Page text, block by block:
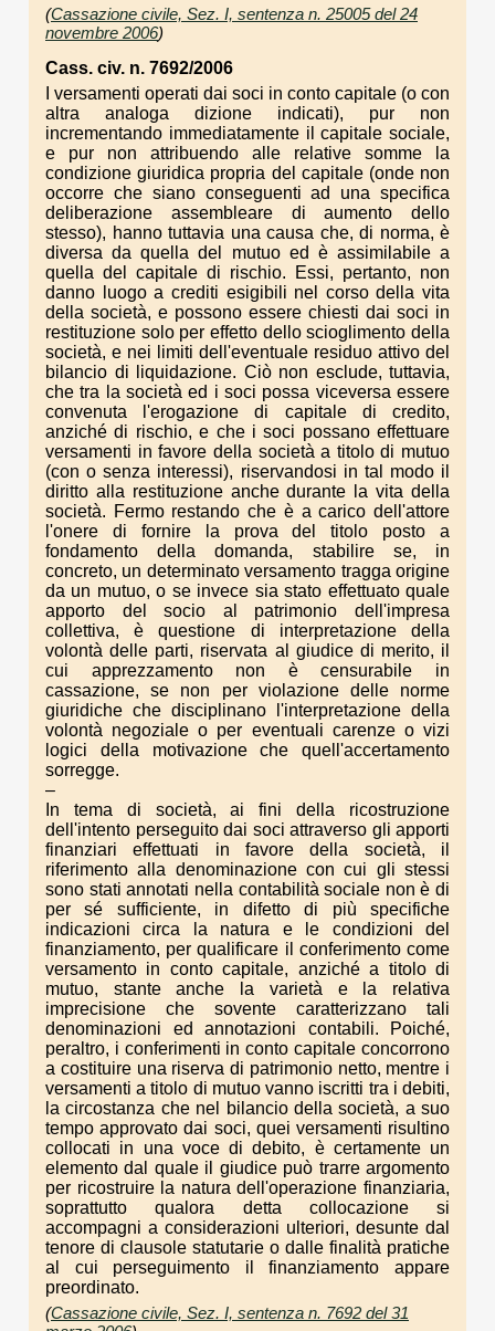
(Cassazione civile, Sez. I, sentenza n. 25005 del 24
novembre 2006)
Cass. civ. n. 7692/2006
I versamenti operati dai soci in conto capitale (o con
altra analoga dizione indicati), pur non
incrementando immediatamente il capitale sociale,
e pur non attribuendo alle relative somme la
condizione giuridica propria del capitale (onde non
occorre che siano conseguenti ad una specifica
deliberazione assembleare di aumento dello
stesso), hanno tuttavia una causa che, di norma, è
diversa da quella del mutuo ed è assimilabile a
quella del capitale di rischio. Essi, pertanto, non
danno luogo a crediti esigibili nel corso della vita
della società, e possono essere chiesti dai soci in
restituzione solo per effetto dello scioglimento della
società, e nei limiti dell'eventuale residuo attivo del
bilancio di liquidazione. Ciò non esclude, tuttavia,
che tra la società ed i soci possa viceversa essere
convenuta l'erogazione di capitale di credito,
anziché di rischio, e che i soci possano effettuare
versamenti in favore della società a titolo di mutuo
(con o senza interessi), riservandosi in tal modo il
diritto alla restituzione anche durante la vita della
società. Fermo restando che è a carico dell'attore
l'onere di fornire la prova del titolo posto a
fondamento della domanda, stabilire se, in
concreto, un determinato versamento tragga origine
da un mutuo, o se invece sia stato effettuato quale
apporto del socio al patrimonio dell'impresa
collettiva, è questione di interpretazione della
volontà delle parti, riservata al giudice di merito, il
cui apprezzamento non è censurabile in
cassazione, se non per violazione delle norme
giuridiche che disciplinano l'interpretazione della
volontà negoziale o per eventuali carenze o vizi
logici della motivazione che quell'accertamento
sorregge.
–
In tema di società, ai fini della ricostruzione
dell'intento perseguito dai soci attraverso gli apporti
finanziari effettuati in favore della società, il
riferimento alla denominazione con cui gli stessi
sono stati annotati nella contabilità sociale non è di
per sé sufficiente, in difetto di più specifiche
indicazioni circa la natura e le condizioni del
finanziamento, per qualificare il conferimento come
versamento in conto capitale, anziché a titolo di
mutuo, stante anche la varietà e la relativa
imprecisione che sovente caratterizzano tali
denominazioni ed annotazioni contabili. Poiché,
peraltro, i conferimenti in conto capitale concorrono
a costituire una riserva di patrimonio netto, mentre i
versamenti a titolo di mutuo vanno iscritti tra i debiti,
la circostanza che nel bilancio della società, a suo
tempo approvato dai soci, quei versamenti risultino
collocati in una voce di debito, è certamente un
elemento dal quale il giudice può trarre argomento
per ricostruire la natura dell'operazione finanziaria,
soprattutto qualora detta collocazione si
accompagni a considerazioni ulteriori, desunte dal
tenore di clausole statutarie o dalle finalità pratiche
al cui perseguimento il finanziamento appare
preordinato.
(Cassazione civile, Sez. I, sentenza n. 7692 del 31